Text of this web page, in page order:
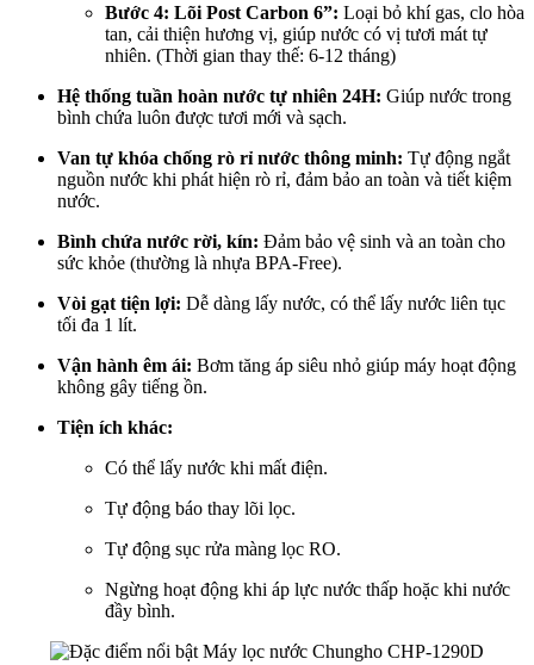
Bước 4: Lõi Post Carbon 6”: Loại bỏ khí gas, clo hòa
tan, cải thiện hương vị, giúp nước có vị tươi mát tự
nhiên. (Thời gian thay thế: 6-12 tháng)
Hệ thống tuần hoàn nước tự nhiên 24H: Giúp nước trong
bình chứa luôn được tươi mới và sạch.
Van tự khóa chống rò rỉ nước thông minh: Tự động ngắt
nguồn nước khi phát hiện rò rỉ, đảm bảo an toàn và tiết kiệm
nước.
Bình chứa nước rời, kín: Đảm bảo vệ sinh và an toàn cho
sức khỏe (thường là nhựa BPA-Free).
Vòi gạt tiện lợi: Dễ dàng lấy nước, có thể lấy nước liên tục
tối đa 1 lít.
Vận hành êm ái: Bơm tăng áp siêu nhỏ giúp máy hoạt động
không gây tiếng ồn.
Tiện ích khác:
Có thể lấy nước khi mất điện.
Tự động báo thay lõi lọc.
Tự động sục rửa màng lọc RO.
Ngừng hoạt động khi áp lực nước thấp hoặc khi nước
đầy bình.